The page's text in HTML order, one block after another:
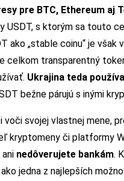
pre BTC, Ethereum aj
USDT, s ktorým sa touto
ako „stable coinu“ je
celkom transparentný
Ukrajina teda
bežne párujú s inými
voči svojej vlastnej mene,
kryptomeny či platformy
nedôverujete bankám.
jedna z najlepších